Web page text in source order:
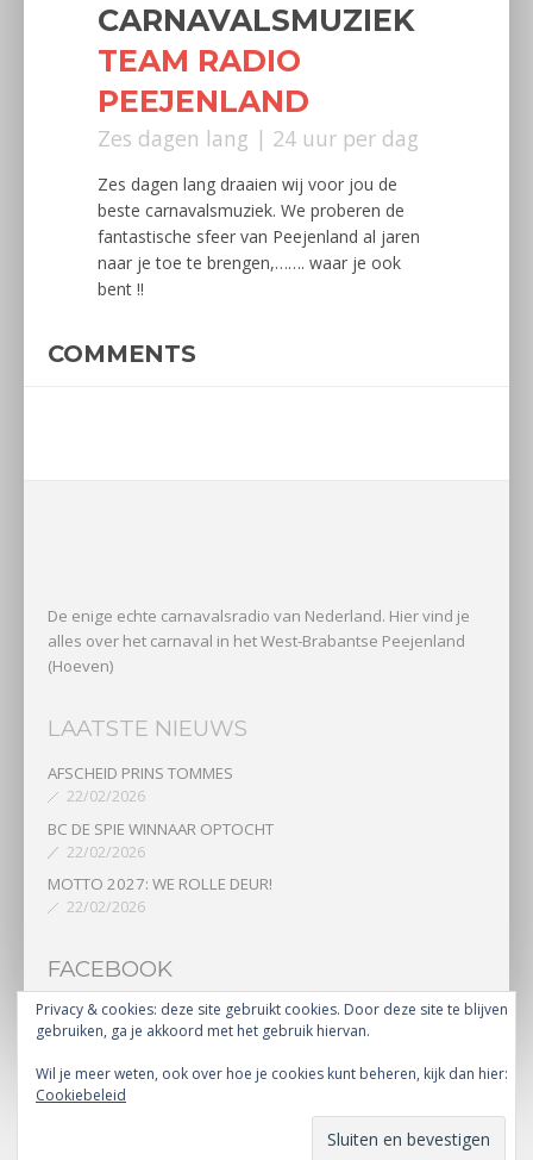
CARNAVALSMUZIEK
TEAM RADIO
PEEJENLAND
Zes dagen lang | 24 uur per dag
Zes dagen lang draaien wij voor jou de
beste carnavalsmuziek. We proberen de
fantastische sfeer van Peejenland al jaren
naar je toe te brengen,……. waar je ook
bent !!
COMMENTS
De enige echte carnavalsradio van Nederland. Hier vind je
alles over het carnaval in het West-Brabantse Peejenland
(Hoeven)
LAATSTE NIEUWS
AFSCHEID PRINS TOMMES
22/02/2026
BC DE SPIE WINNAAR OPTOCHT
22/02/2026
MOTTO 2027: WE ROLLE DEUR!
22/02/2026
FACEBOOK
copyright 2023 | Radio Peejenland |
Privacy & cookies: deze site gebruikt cookies. Door deze site te blijven
gebruiken, ga je akkoord met het gebruik hiervan.
Wil je meer weten, ook over hoe je cookies kunt beheren, kijk dan hier:
Cookiebeleid